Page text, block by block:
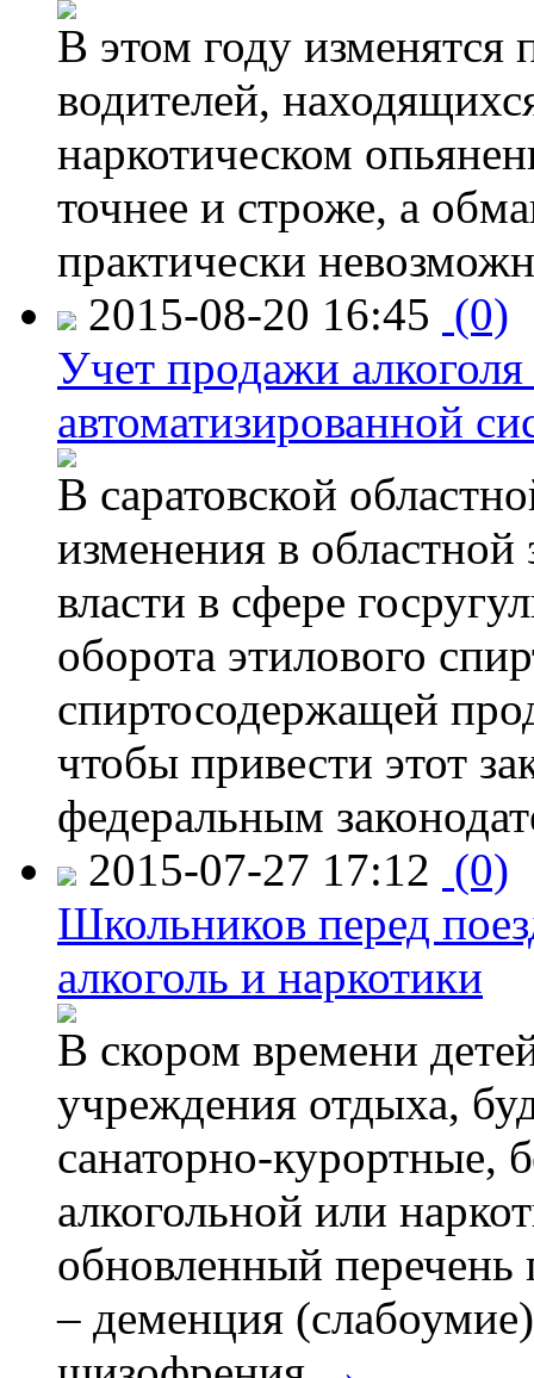
В этом году изменятся
водителей,
наркотическом
точнее и строже, а
практически
2015-08-20 16:45 (0)
Учет продажи
автоматизированной
В саратовской
изменения в
власти в сфере
оборота этилового
спиртосодержащей
чтобы привести этот
федеральным
2015-07-27 17:12 (0)
Школьников перед
алкоголь и наркотики
В скором времени
учреждения отдыха,
санаторно-курортные,
алкогольной или
обновленный
– деменция